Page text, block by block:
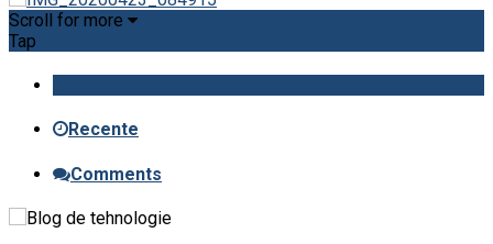
Scroll for more
Tap
Recente
Comments